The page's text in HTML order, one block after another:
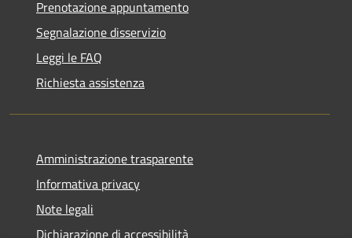
Prenotazione appuntamento
Segnalazione disservizio
Leggi le FAQ
Richiesta assistenza
Amministrazione trasparente
Informativa privacy
Note legali